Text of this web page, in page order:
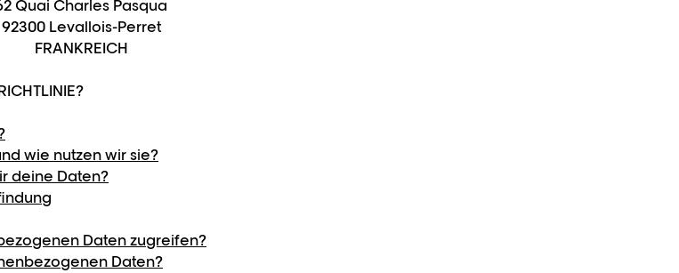
Quai Charles Pasqua
92300 Levallois-Perret
FRANKREICH
wie nutzen wir sie?
deine Daten?
Daten zugreifen?
Daten?